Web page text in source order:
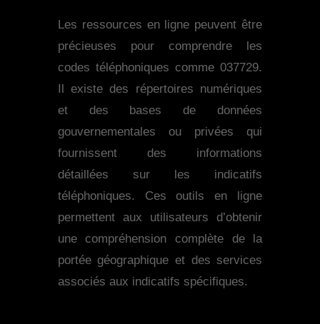
Les ressources en ligne peuvent être
précieuses pour comprendre les
codes téléphoniques comme 037729.
Il existe des répertoires numériques
et des bases de données
gouvernementales ou privées qui
fournissent des informations
détaillées sur les indicatifs
téléphoniques. Ces outils en ligne
permettent aux utilisateurs d’obtenir
une compréhension complète de la
portée géographique et des services
associés aux indicatifs spécifiques.